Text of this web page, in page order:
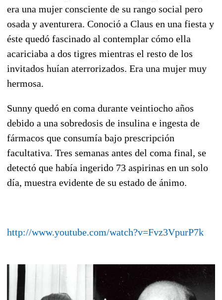
era una mujer consciente de su rango social pero
osada y aventurera. Conoció a Claus en una fiesta y
éste quedó fascinado al contemplar cómo ella
acariciaba a dos tigres mientras el resto de los
invitados huían aterrorizados. Era una mujer muy
hermosa.
Sunny quedó en coma durante veintiocho años
debido a una sobredosis de insulina e ingesta de
fármacos que consumía bajo prescripción
facultativa. Tres semanas antes del coma final, se
detectó que había ingerido 73 aspirinas en un solo
día, muestra evidente de su estado de ánimo.
http://www.youtube.com/watch?v=Fvz3VpurP7k